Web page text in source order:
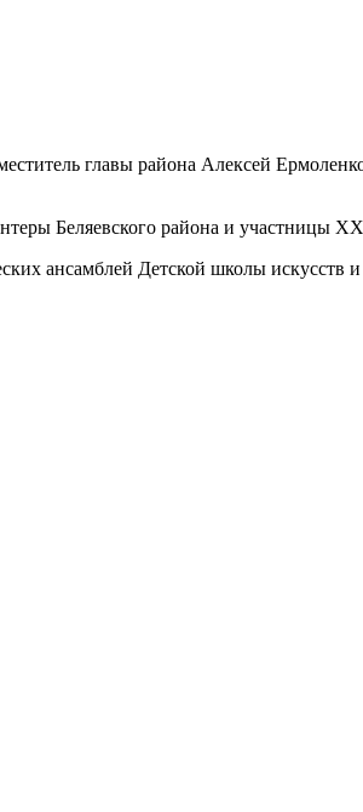
главы района Алексей
Беляевского района и участницы
ансамблей Детской школы искусств